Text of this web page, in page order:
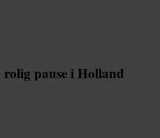
pause i Holland